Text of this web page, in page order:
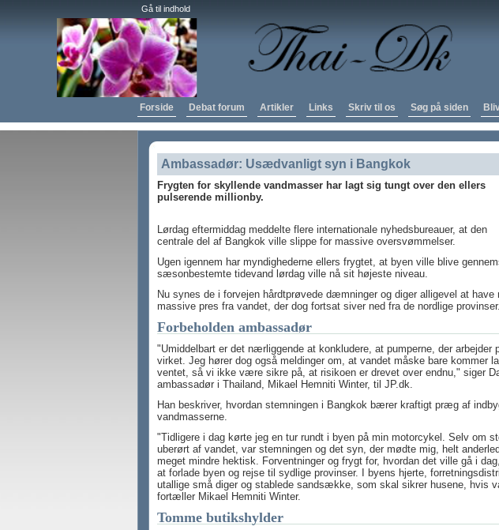
Gå til indhold
Forside Debat forum Artikler Links Skriv til os Søg på siden
Ambassadør: Usædvanligt syn i Bangkok
Frygten for skyllende vandmasser har lagt sig tungt over den ellers
pulserende millionby.
Lørdag eftermiddag meddelte flere internationale nyhedsbureauer, at den
centrale del af Bangkok ville slippe for massive oversvømmelser.
Ugen igennem har myndighederne ellers frygtet, at byen ville blive
sæsonbestemte tidevand lørdag ville nå sit højeste niveau.
Nu synes de i forvejen hårdtprøvede dæmninger og diger alligevel at have
massive pres fra vandet, der dog fortsat siver ned fra de nordlige provinser.
Forbeholden ambassadør
"Umiddelbart er det nærliggende at konkludere, at pumperne, der arbejder
virket. Jeg hører dog også meldinger om, at vandet måske bare kommer
ventet, så vi ikke være sikre på, at risikoen er drevet over endnu," siger
ambassadør i Thailand, Mikael Hemniti Winter, til JP.dk.
Han beskriver, hvordan stemningen i Bangkok bærer kraftigt præg af
vandmasserne.
"Tidligere i dag kørte jeg en tur rundt i byen på min motorcykel. Selv om
uberørt af vandet, var stemningen og det syn, der mødte mig, helt
meget mindre hektisk. Forventninger og frygt for, hvordan det ville gå i
at forlade byen og rejse til sydlige provinser. I byens hjerte,
utallige små diger og stablede sandsække, som skal sikrer husene, hvis
fortæller Mikael Hemniti Winter.
Tomme butikshylder